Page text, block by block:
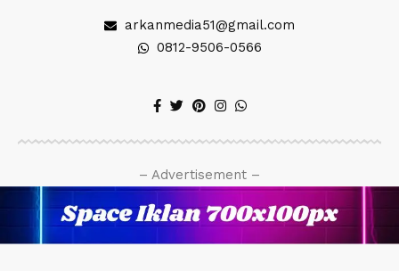
arkanmedia51@gmail.com
0812-9506-0566
– Advertisement –